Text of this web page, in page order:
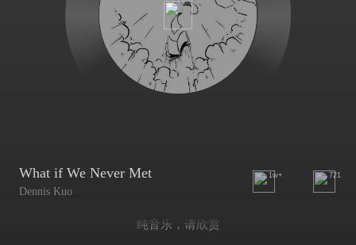
What if We Never Met
Dennis Kuo
1w+ 721
纯音乐，请欣赏